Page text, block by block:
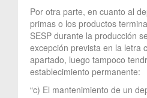
Por otra parte, en cuanto al
primas o los productos
SESP durante la producción
excepción prevista en la letra
apartado, luego tampoco
establecimiento permanente:
“c) El mantenimiento de un